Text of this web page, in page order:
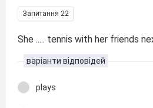
Запитання 22
She ..... tennis with her friends
варіанти відповідей
plays